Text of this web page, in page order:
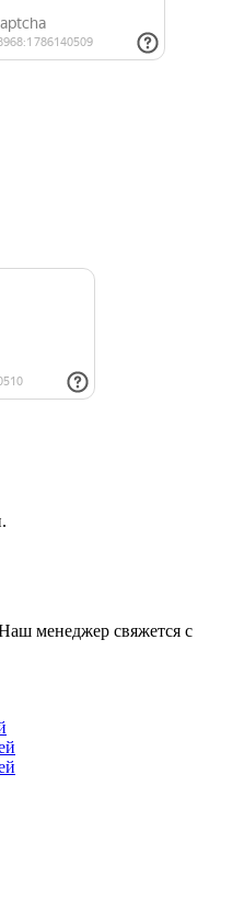
менеджер свяжется с